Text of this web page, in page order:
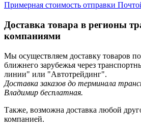
Примерная стоимость отправки
Доставка товара в регионы
компаниями
Мы осуществляем доставку товаров
ближнего зарубежья через
линии" или "Автотрейдинг".
Доставка заказов до терминала
Владимир бесплатная.
Также, возможна доставка любой
компанией.